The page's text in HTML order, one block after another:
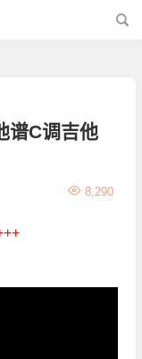
谱C调吉他
8,290